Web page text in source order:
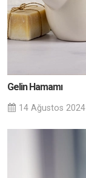
Gelin Hamamı
14 Ağustos 2024